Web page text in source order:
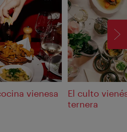
vienesa
El culto
ternera